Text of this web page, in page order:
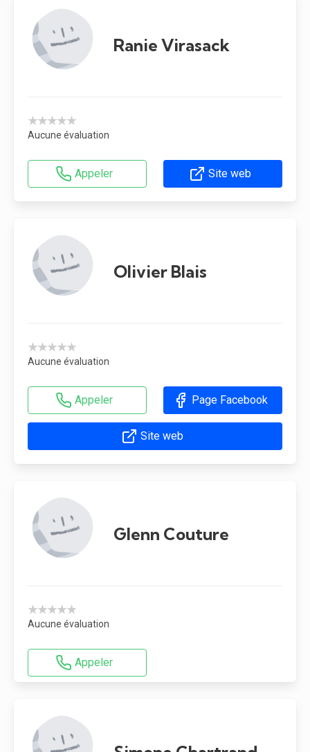
Ranie Virasack
★★★★★
Aucune évaluation
Appeler Site web
Olivier Blais
★★★★★
Aucune évaluation
Appeler Page Facebook
Site web
Glenn Couture
★★★★★
Aucune évaluation
Appeler